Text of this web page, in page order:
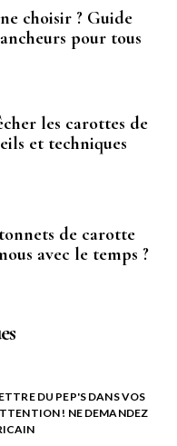
choisir ? Guide
pour tous
les carottes de
et techniques
de carotte
avec le temps ?
DU PEP'S DANS VOS
! NE DEMANDEZ